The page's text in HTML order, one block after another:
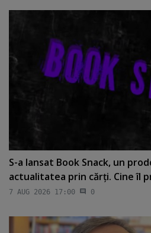
S-a lansat Book Snack, un
actualitatea prin cărţi. Cine îl
7 AUG 2026 17:00 0